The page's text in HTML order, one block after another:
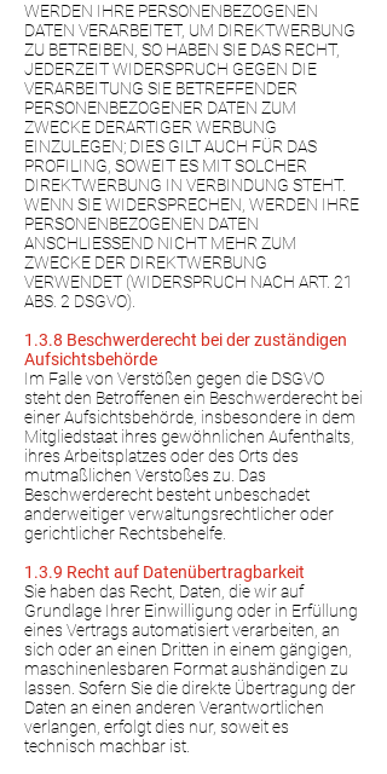
WERDEN IHRE PERSONENBEZOGENEN
DATEN VERARBEITET, UM DIREKTWERBUNG
ZU BETREIBEN, SO HABEN SIE DAS RECHT,
JEDERZEIT WIDERSPRUCH GEGEN DIE
VERARBEITUNG SIE BETREFFENDER
PERSONENBEZOGENER DATEN ZUM
ZWECKE DERARTIGER WERBUNG
EINZULEGEN; DIES GILT AUCH FÜR DAS
PROFILING, SOWEIT ES MIT SOLCHER
DIREKTWERBUNG IN VERBINDUNG STEHT.
WENN SIE WIDERSPRECHEN, WERDEN IHRE
PERSONENBEZOGENEN DATEN
ANSCHLIESSEND NICHT MEHR ZUM
ZWECKE DER DIREKTWERBUNG
VERWENDET (WIDERSPRUCH NACH ART. 21
ABS. 2 DSGVO).
1.3.8 Beschwerderecht bei der zuständigen
Aufsichtsbehörde
Im Falle von Verstößen gegen die DSGVO
steht den Betroffenen ein Beschwerderecht bei
einer Aufsichtsbehörde, insbesondere in dem
Mitgliedstaat ihres gewöhnlichen Aufenthalts,
ihres Arbeitsplatzes oder des Orts des
mutmaßlichen Verstoßes zu. Das
Beschwerderecht besteht unbeschadet
anderweitiger verwaltungsrechtlicher oder
gerichtlicher Rechtsbehelfe.
1.3.9 Recht auf Datenübertragbarkeit
Sie haben das Recht, Daten, die wir auf
Grundlage Ihrer Einwilligung oder in Erfüllung
eines Vertrags automatisiert verarbeiten, an
sich oder an einen Dritten in einem gängigen,
maschinenlesbaren Format aushändigen zu
lassen. Sofern Sie die direkte Übertragung der
Daten an einen anderen Verantwortlichen
verlangen, erfolgt dies nur, soweit es
technisch machbar ist.